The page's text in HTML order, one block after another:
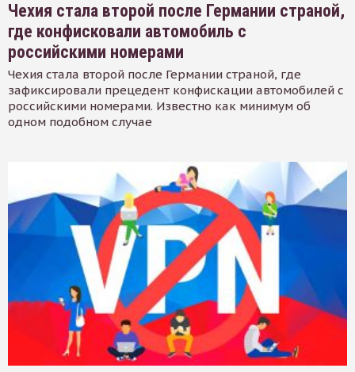
Чехия стала второй после Германии страной,
где конфисковали автомобиль с
российскими номерами
Чехия стала второй после Германии страной, где
зафиксировали прецедент конфискации автомобилей с
российскими номерами. Известно как минимум об
одном подобном случае